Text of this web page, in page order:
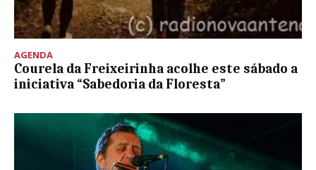
AGENDA
Courela da Freixeirinha acolhe este sábado a
iniciativa “Sabedoria da Floresta”